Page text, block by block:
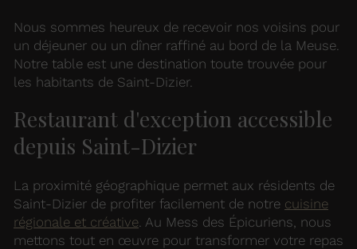
Nous sommes heureux de recevoir nos voisins pour
un déjeuner ou un dîner raffiné au bord de la Meuse.
Notre table est une destination toute trouvée pour
les habitants de Saint-Dizier.
Restaurant d'exception accessible
depuis Saint-Dizier
La proximité géographique permet aux résidents de
Saint-Dizier de profiter facilement de notre cuisine
régionale et créative . Au Mess des Épicuriens, nous
mettons tout en œuvre pour transformer votre repas